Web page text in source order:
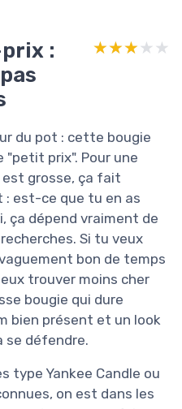
:
★★★★★
★★★★★
du pot : cette bougie
"petit prix". Pour une
est grosse, ça fait
: est-ce que tu en as
ça dépend vraiment de
Si tu veux
bon de temps
trouver moins cher
bougie qui dure
bien présent et un look
se défendre.
type Yankee Candle ou
on est dans les